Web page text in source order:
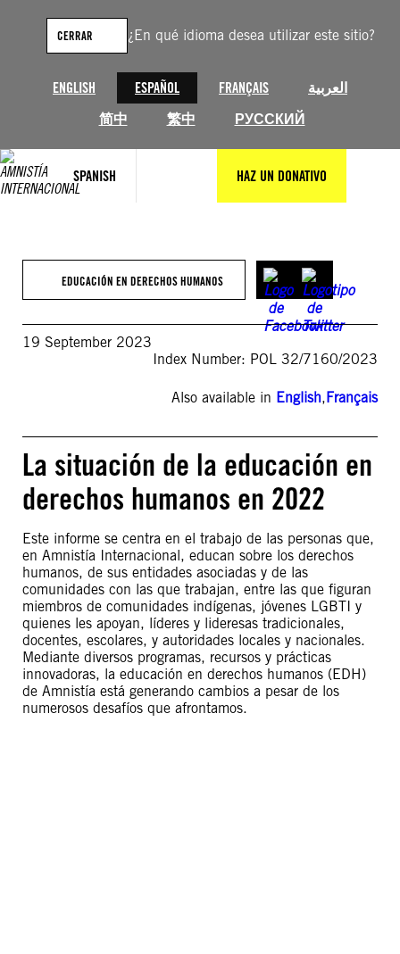
¿En qué idioma desea utilizar este sitio?
ENGLISH ESPAÑOL FRANÇAIS
العربية
简中
繁中 РУССКИЙ
CERRAR
SPANISH HAZ UN DONATIVO
contenido
EDUCACIÓN EN DERECHOS HUMANOS
19 September 2023
Index Number: POL 32/7160/2023
Also available in English,Français
La situación de la educación en
derechos humanos en 2022
Este informe se centra en el trabajo de las personas que,
en Amnistía Internacional, educan sobre los derechos
humanos, de sus entidades asociadas y de las
comunidades con las que trabajan, entre las que figuran
miembros de comunidades indígenas, jóvenes LGBTI y
quienes les apoyan, líderes y lideresas tradicionales,
docentes, escolares, y autoridades locales y nacionales.
Mediante diversos programas, recursos y prácticas
innovadoras, la educación en derechos humanos (EDH)
de Amnistía está generando cambios a pesar de los
numerosos desafíos que afrontamos.